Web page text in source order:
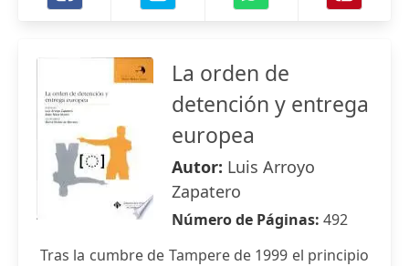
La orden de
detención y entrega
europea
Autor: Luis Arroyo
Zapatero
Número de Páginas: 492
Tras la cumbre de Tampere de 1999 el principio